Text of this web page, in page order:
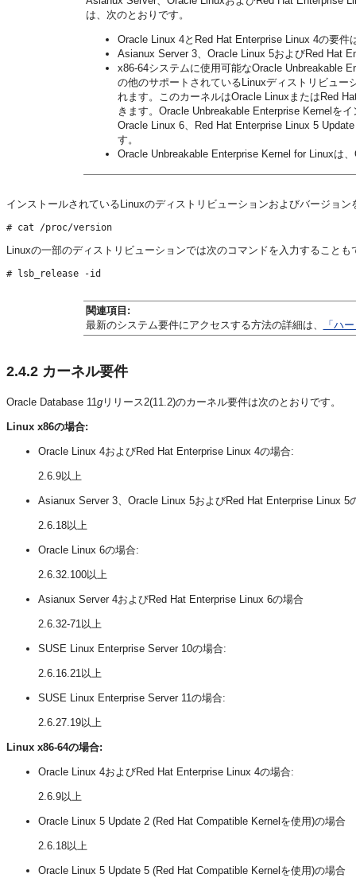
は、次のとおりです。
Oracle Linux 4とRed Hat Enterprise Linux 4の要件
Asianux Server 3、Oracle Linux 5およびRed Hat
x86-64システムに使用可能なOracle Unbreakable
の他のサポートされているLinuxディストリビュ
れます。このカーネルはOracle LinuxまたはRed
きます。Oracle Unbreakable Enterprise Kernelを
Oracle Linux 6、Red Hat Enterprise Linux 5
す。
Oracle Unbreakable Enterprise Kernel for Linuxは
インストールされているLinuxのディストリビューションおよびバージョ
Linuxの一部のディストリビューションでは次のコマンドを入力することも
関連項目:
最新のシステム要件にアクセスする方法の詳細は、
「ハ
2.4.2 カーネル要件
Oracle Database 11 g リリース2(11.2)のカーネル要件は次のとおりです。
Linux x86の場合:
Oracle Linux 4およびRed Hat Enterprise Linux 4の場合:
2.6.9以上
Asianux Server 3、Oracle Linux 5およびRed Hat Enterprise Linux 5
2.6.18以上
Oracle Linux 6の場合:
2.6.32.100以上
Asianux Server 4およびRed Hat Enterprise Linux 6の場合
2.6.32-71以上
SUSE Linux Enterprise Server 10の場合:
2.6.16.21以上
SUSE Linux Enterprise Server 11の場合:
2.6.27.19以上
Linux x86-64の場合:
Oracle Linux 4およびRed Hat Enterprise Linux 4の場合:
2.6.9以上
Oracle Linux 5 Update 2 (Red Hat Compatible Kernelを使用)の場合
2.6.18以上
Oracle Linux 5 Update 5 (Red Hat Compatible Kernelを使用)の場合